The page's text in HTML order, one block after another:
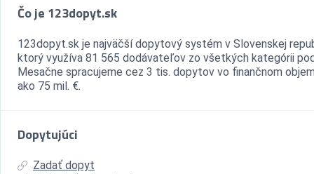
Čo je 123dopyt.sk
123dopyt.sk je najväčší dopytový systém v Slovenskej
ktorý využíva 81 565 dodávateľov zo všetkých kategórii
Mesačne spracujeme cez 3 tis. dopytov vo finančnom
ako 75 mil. €.
Dopytujúci
Zadať dopyt